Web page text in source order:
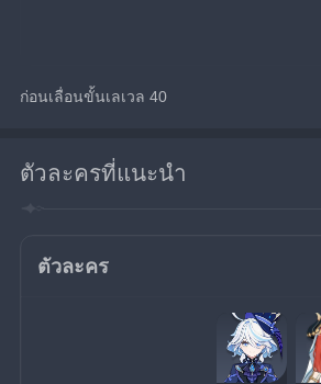
ก่อนเลื่อนขั้นเลเวล 40
ตัวละครที่แนะนำ
ตัวละคร